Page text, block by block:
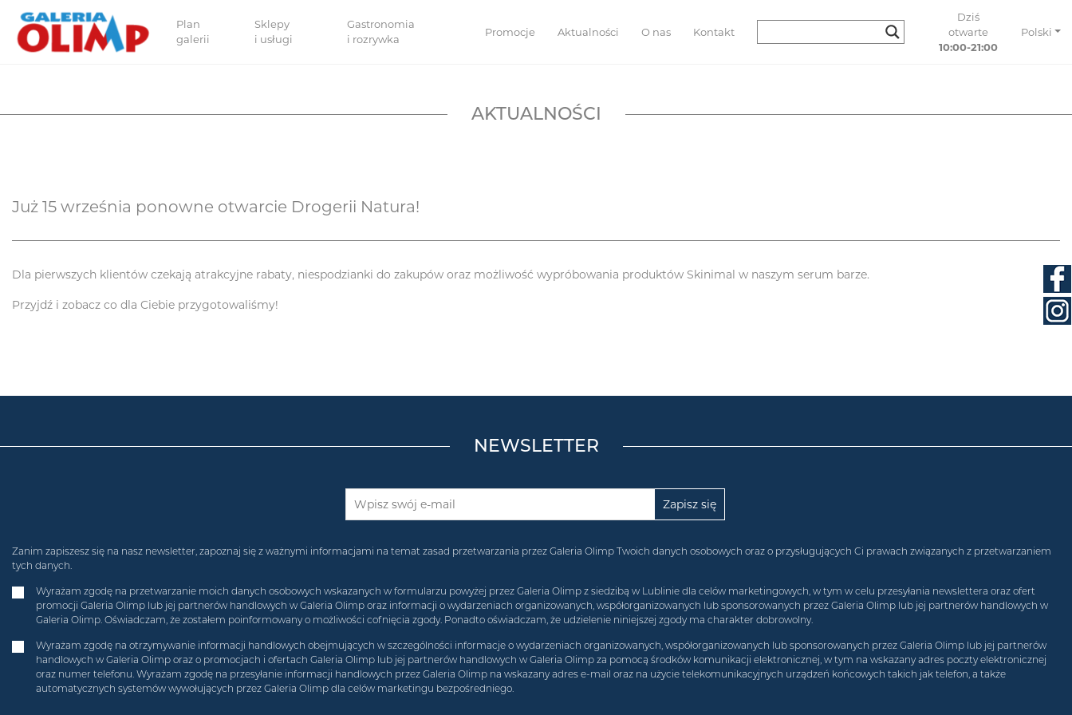
Plan
galerii
Sklepy
i usługi
Gastronomia
i rozrywka
Promocje Aktualności O nas Kontakt
Dziś
otwarte
10:00-21:00
Polski
AKTUALNOŚCI
Już 15 września ponowne otwarcie Drogerii Natura!
Dla pierwszych klientów czekają atrakcyjne rabaty, niespodzianki do zakupów oraz możliwość wypróbowania produktów Skinimal w naszym serum barze.
Przyjdź i zobacz co dla Ciebie przygotowaliśmy!
NEWSLETTER
Zanim zapiszesz się na nasz newsletter, zapoznaj się z ważnymi informacjami na temat zasad przetwarzania przez Galeria Olimp Twoich danych osobowych oraz o przysługujących Ci prawach związanych z przetwarzaniem
tych danych.
Wyrażam zgodę na przetwarzanie moich danych osobowych wskazanych w formularzu powyżej przez Galeria Olimp z siedzibą w Lublinie dla celów marketingowych, w tym w celu przesyłania newslettera oraz ofert
promocji Galeria Olimp lub jej partnerów handlowych w Galeria Olimp oraz informacji o wydarzeniach organizowanych, współorganizowanych lub sponsorowanych przez Galeria Olimp lub jej partnerów handlowych w
Galeria Olimp. Oświadczam, że zostałem poinformowany o możliwości cofnięcia zgody. Ponadto oświadczam, że udzielenie niniejszej zgody ma charakter dobrowolny.
Wyrażam zgodę na otrzymywanie informacji handlowych obejmujących w szczególności informacje o wydarzeniach organizowanych, współorganizowanych lub sponsorowanych przez Galeria Olimp lub jej partnerów
handlowych w Galeria Olimp oraz o promocjach i ofertach Galeria Olimp lub jej partnerów handlowych w Galeria Olimp za pomocą środków komunikacji elektronicznej, w tym na wskazany adres poczty elektronicznej
oraz numer telefonu. Wyrażam zgodę na przesyłanie informacji handlowych przez Galeria Olimp na wskazany adres e-mail oraz na użycie telekomunikacyjnych urządzeń końcowych takich jak telefon, a także
automatycznych systemów wywołujących przez Galeria Olimp dla celów marketingu bezpośredniego.